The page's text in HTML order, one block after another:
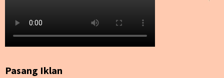
Pasang Iklan